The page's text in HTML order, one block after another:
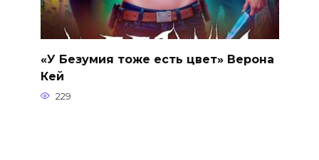
«У Безумия тоже есть цвет» Верона
Кей
229